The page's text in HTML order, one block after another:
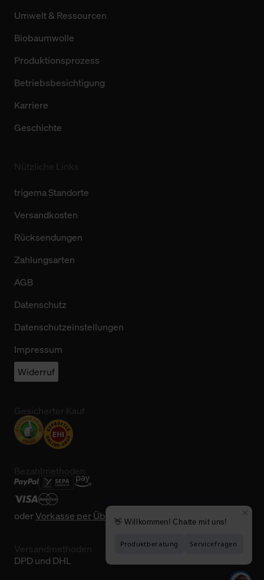
Umwelt & Ressourcen
Biobaumwolle
Produktionsprozess
Betriebsbesichtigung
Karriere
Geschichte
trigema Standorte
Versandkosten
Rücksendungen
Zahlungsarten
AGB
Datenschutz
Datenschutzeinstellungen
Impressum
Widerruf
oderVorkasse per Überweisung
DPD und DHL